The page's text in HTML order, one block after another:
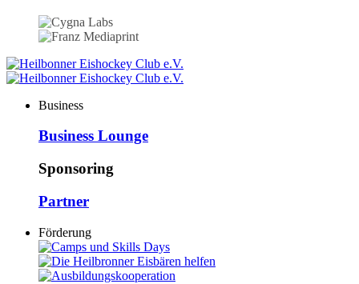
Business
Business Lounge
Sponsoring
Partner
Förderung